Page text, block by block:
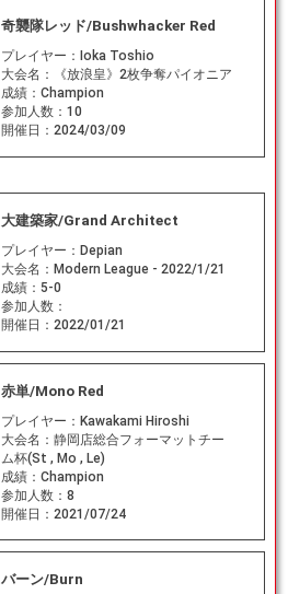
奇襲隊レッド/Bushwhacker Red
プレイヤー： Ioka Toshio
大会名：
《放浪皇》2枚争奪パイオニア
成績： Champion
参加人数： 10
開催日： 2024/03/09
大建築家/Grand Architect
プレイヤー： Depian
大会名： Modern League - 2022/1/21
成績： 5-0
参加人数：
開催日： 2022/01/21
赤単/Mono Red
プレイヤー： Kawakami Hiroshi
大会名： 静岡店総合フォーマットチー
ム杯(St , Mo , Le)
成績： Champion
参加人数： 8
開催日： 2021/07/24
バーン/Burn